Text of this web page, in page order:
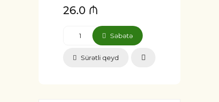
26.0 ₼
Səbətə
Sürətli qeyd